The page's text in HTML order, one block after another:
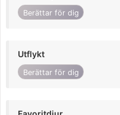
Berättar för dig
Utflykt
Berättar för dig